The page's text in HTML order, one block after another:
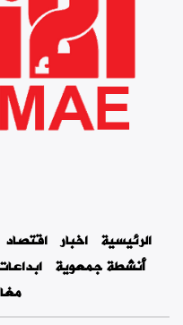
الرئيسية اخبار اقتصاد
أنشطة جمعوية